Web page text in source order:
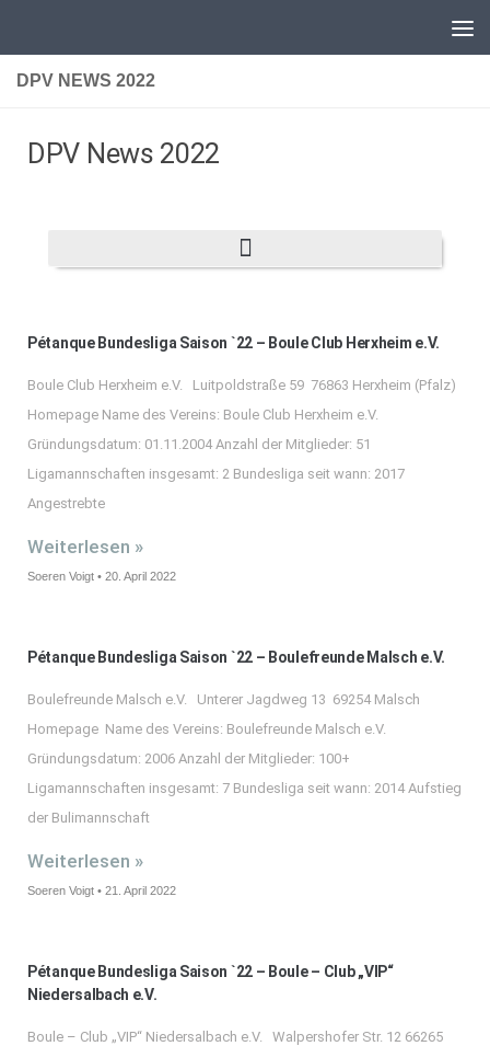
DPV NEWS 2022
DPV News 2022
Pétanque Bundesliga Saison `22 – Boule Club Herxheim e.V.
Boule Club Herxheim e.V. Luitpoldstraße 59 76863 Herxheim (Pfalz)
Homepage Name des Vereins: Boule Club Herxheim e.V.
Gründungsdatum: 01.11.2004 Anzahl der Mitglieder: 51
Ligamannschaften insgesamt: 2 Bundesliga seit wann: 2017
Angestrebte
Weiterlesen »
Soeren Voigt 20. April 2022
Pétanque Bundesliga Saison `22 – Boulefreunde Malsch e.V.
Boulefreunde Malsch e.V. Unterer Jagdweg 13 69254 Malsch
Homepage Name des Vereins: Boulefreunde Malsch e.V.
Gründungsdatum: 2006 Anzahl der Mitglieder: 100+
Ligamannschaften insgesamt: 7 Bundesliga seit wann: 2014 Aufstieg
der Bulimannschaft
Weiterlesen »
Soeren Voigt 21. April 2022
Pétanque Bundesliga Saison `22 – Boule – Club „VIP“
Niedersalbach e.V.
Boule – Club „VIP“ Niedersalbach e.V. Walpershofer Str. 12 66265